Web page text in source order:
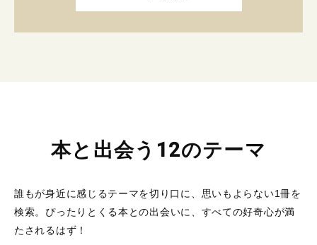
本と出会う12のテーマ
誰もが身近に感じるテーマを切り口に、思いもよらない1冊を
検索。 ぴったりとくる本との出会いに、すべての好奇心が満
たされるはず！